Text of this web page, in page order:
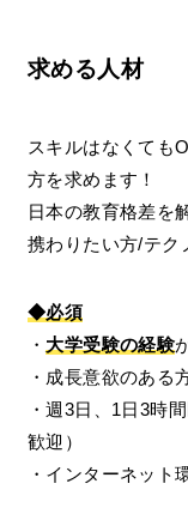
求める人材
スキルはなくても
方を求めます！
日本の教育格差を
携わりたい方/テク
◆必須
・ 大学受験の経験
・成長意欲のある
・週3日、1日3時
歓迎）
・インターネット